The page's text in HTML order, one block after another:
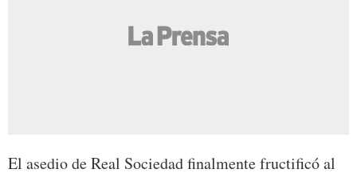
El asedio de Real Sociedad finalmente fructificó al